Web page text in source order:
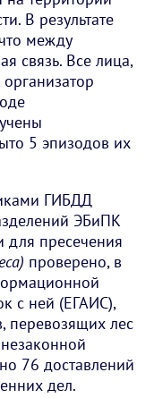
В результате
между
связь. Все лица,
5 эпизодов их
ГИБДД
ЭБиПК
пресечения
проверено, в
с ней (ЕГАИС),
перевозящих лес
76 доставлений
дел.